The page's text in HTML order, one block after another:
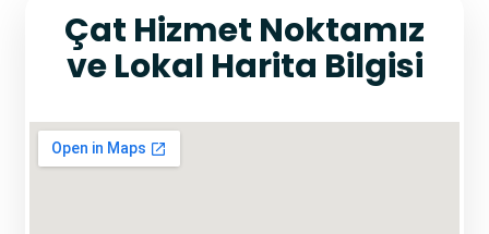
Çat Hizmet Noktamız
ve Lokal Harita Bilgisi